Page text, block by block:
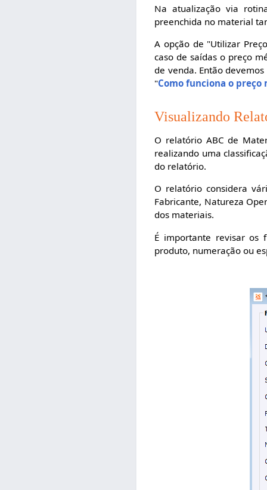
Na atualização via
preenchida no material
A opção de "Utilizar
caso de saídas o preço
de venda. Então
"Como funciona o preço
Visualizando
O relatório ABC de
realizando uma
do relatório.
O relatório considera
Fabricante, Natureza
dos materiais.
É importante revisar os
produto, numeração ou